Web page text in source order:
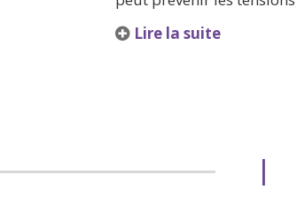
Lire la suite
|